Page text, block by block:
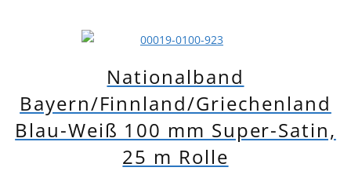
Nationalband
Bayern/Finnland/Griechenland
Blau-Weiß 100 mm Super-Satin,
25 m Rolle